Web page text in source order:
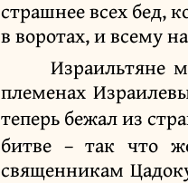
страшнее всех бед,
в воротах, и всему
Израильтяне
племенах
теперь бежал из
битве – так что
священникам